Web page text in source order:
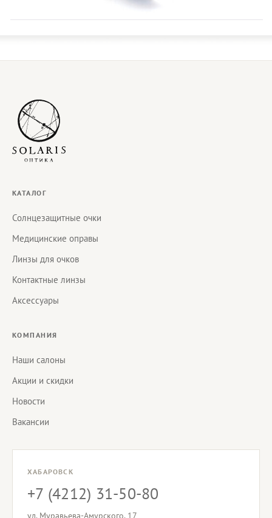
КАТАЛОГ
Солнцезащитные очки
Медицинские оправы
Линзы для очков
Контактные линзы
Аксессуары
КОМПАНИЯ
Наши салоны
Акции и скидки
Новости
Вакансии
ХАБАРОВСК
+7 (4212) 31-50-80
ул. Муравьева-Амурского, 17